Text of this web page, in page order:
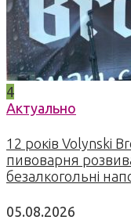
4
Актуально
12 років Volynski
пивоварня
безалкогольні
05.08.2026